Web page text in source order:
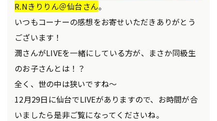
R.Nきりりん＠仙台さん。
いつもコーナーの感想をお寄せいただきありがとう
ございます！
潤さんがLIVEを一緒にしている方が、まさか同級生
のお子さんとは！？
全く、世の中は狭いですね～
12月29日に仙台でLIVEがありますので、お時間が合
いましたら是非ご覧になってくださいね。